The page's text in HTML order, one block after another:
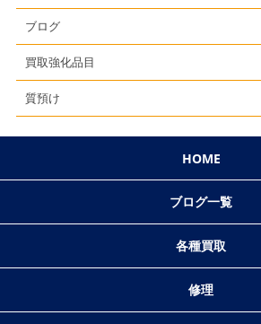
ブログ
買取強化品目
質預け
HOME
ブログ一覧
各種買取
修理